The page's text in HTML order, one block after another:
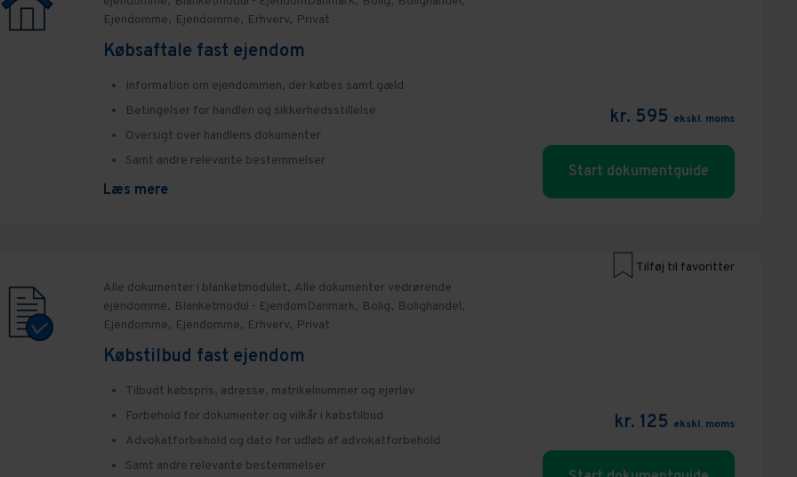
Ejendomme, Ejendomme, Erhverv, Privat
Købsaftale fast ejendom
Information om ejendommen, der købes samt gæld
Betingelser for handlen og sikkerhedsstillelse
Oversigt over handlens dokumenter
Samt andre relevante bestemmelser
Læs mere
kr. 595 ekskl. moms
Start dokumentguide
Tilføj til favoritter
Alle dokumenter i blanketmodulet, Alle dokumenter vedrørende
ejendomme, Blanketmodul - EjendomDanmark, Bolig, Bolighandel,
Ejendomme, Ejendomme, Erhverv, Privat
Købstilbud fast ejendom
Tilbudt købspris, adresse, matrikelnummer og ejerlav
Forbehold for dokumenter og vilkår i købstilbud
Advokatforbehold og dato for udløb af advokatforbehold
Samt andre relevante bestemmelser
kr. 125 ekskl. moms